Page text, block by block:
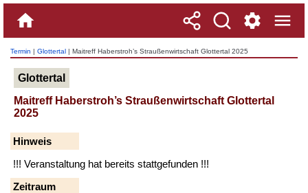
Termin | Glottertal | Maitreff Haberstroh’s Straußenwirtschaft Glottertal 2025
Glottertal
Maitreff Haberstroh’s Straußenwirtschaft Glottertal
2025
Hinweis
!!! Veranstaltung hat bereits stattgefunden !!!
Zeitraum